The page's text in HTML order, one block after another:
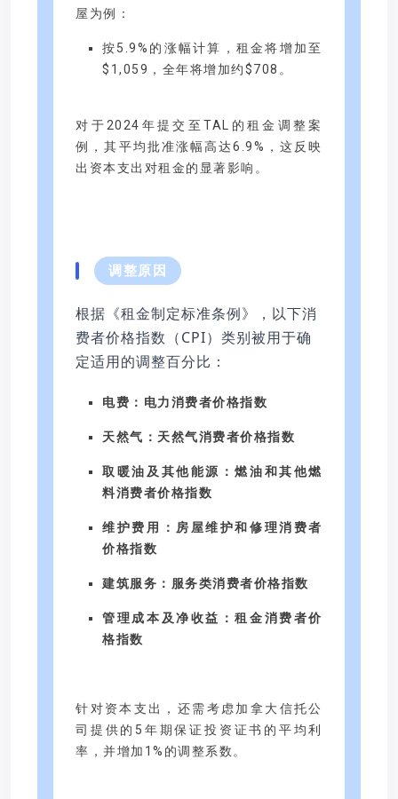
屋为例：
按5.9%的涨幅计算，租金将增加至
$1,059，全年将增加约$708。
对于2024年提交至TAL的租金调整案
例，其平均批准涨幅高达6.9%，这反映
出资本支出对租金的显著影响。
调整原因
根据《租金制定标准条例》，以下消
费者价格指数（CPI）类别被用于确
定适用的调整百分比：
电费：电力消费者价格指数
天然气：天然气消费者价格指数
取暖油及其他能源：燃油和其他燃
料消费者价格指数
维护费用：房屋维护和修理消费者
价格指数
建筑服务：服务类消费者价格指数
管理成本及净收益：租金消费者价
格指数
针对资本支出，还需考虑加拿大信托公
司提供的5年期保证投资证书的平均利
率，并增加1%的调整系数。